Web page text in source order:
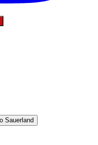
Sauerland